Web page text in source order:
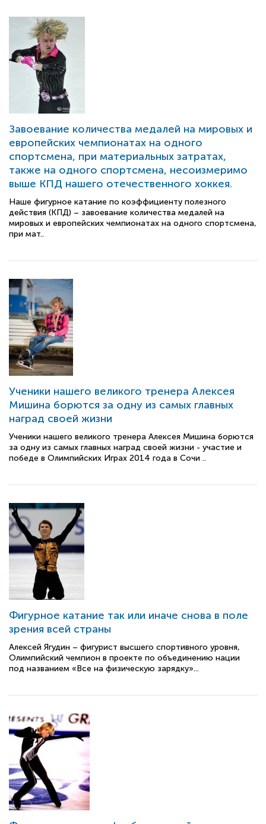
Завоевание количества медалей на мировых и
европейских чемпионатах на одного
спортсмена, при материальных затратах,
также на одного спортсмена, несоизмеримо
выше КПД нашего отечественного хоккея.
Наше фигурное катание по коэффициенту полезного
действия (КПД) – завоевание количества медалей на
мировых и европейских чемпионатах на одного спортсмена,
при мат..
Ученики нашего великого тренера Алексея
Мишина борются за одну из самых главных
наград своей жизни
Ученики нашего великого тренера Алексея Мишина борются
за одну из самых главных наград своей жизни - участие и
победе в Олимпийских Играх 2014 года в Сочи ..
Фигурное катание так или иначе снова в поле
зрения всей страны
Алексей Ягудин – фигурист высшего спортивного уровня,
Олимпийский чемпион в проекте по объединению нации
под названием «Все на физическую зарядку»...